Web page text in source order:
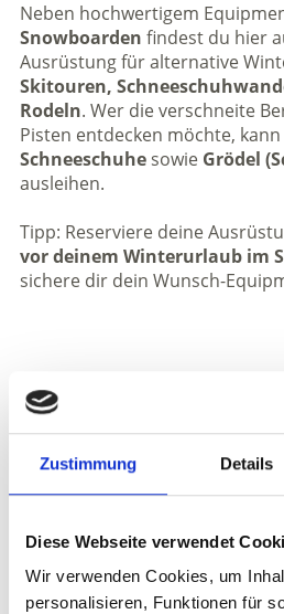
Zustimmung Details
Diese Webseite verwendet
Wir verwenden Cookies, um
personalisieren, Funktionen für
Neben hochwertigem
Snowboarden findest du hier
Ausrüstung für alternative
Skitouren,
Rodeln. Wer die verschneite
Pisten entdecken möchte,
Schneeschuhesowie Grödel
ausleihen.
Tipp: Reserviere deine
vor deinem Winterurlaub im
sichere dir dein Wunsch-